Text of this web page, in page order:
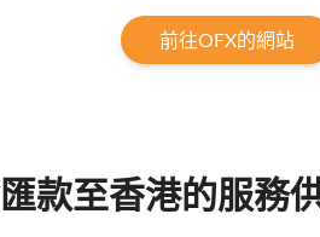
前往OFX的網站
款至香港的服務